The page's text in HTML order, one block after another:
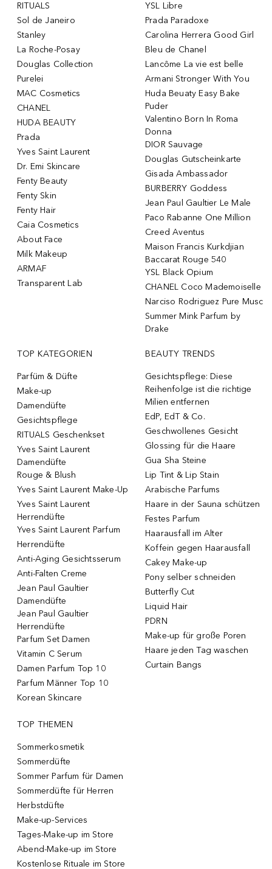
RITUALS
Sol de Janeiro
Stanley
La Roche-Posay
Douglas Collection
Purelei
MAC Cosmetics
CHANEL
HUDA BEAUTY
Prada
Yves Saint Laurent
Dr. Emi Skincare
Fenty Beauty
Fenty Skin
Fenty Hair
Caia Cosmetics
About Face
Milk Makeup
ARMAF
Transparent Lab
YSL Libre
Prada Paradoxe
Carolina Herrera Good Girl
Bleu de Chanel
Lancôme La vie est belle
Armani Stronger With You
Huda Beuaty Easy Bake
Puder
Valentino Born In Roma
Donna
DIOR Sauvage
Douglas Gutscheinkarte
Gisada Ambassador
BURBERRY Goddess
Jean Paul Gaultier Le Male
Paco Rabanne One Million
Creed Aventus
Maison Francis Kurkdjian
Baccarat Rouge 540
YSL Black Opium
CHANEL Coco Mademoiselle
Narciso Rodriguez Pure Musc
Summer Mink Parfum by
Drake
TOP KATEGORIEN
Parfüm & Düfte
Make-up
Damendüfte
Gesichtspflege
RITUALS Geschenkset
Yves Saint Laurent
Damendüfte
Rouge & Blush
Yves Saint Laurent Make-Up
Yves Saint Laurent
Herrendüfte
Yves Saint Laurent Parfum
Herrendüfte
Anti-Aging Gesichtsserum
Anti-Falten Creme
Jean Paul Gaultier
Damendüfte
Jean Paul Gaultier
Herrendüfte
Parfum Set Damen
Vitamin C Serum
Damen Parfum Top 10
Parfum Männer Top 10
Korean Skincare
BEAUTY TRENDS
Gesichtspflege: Diese
Reihenfolge ist die richtige
Milien entfernen
EdP, EdT & Co.
Geschwollenes Gesicht
Glossing für die Haare
Gua Sha Steine
Lip Tint & Lip Stain
Arabische Parfums
Haare in der Sauna schützen
Festes Parfum
Haarausfall im Alter
Koffein gegen Haarausfall
Cakey Make-up
Pony selber schneiden
Butterfly Cut
Liquid Hair
PDRN
Make-up für große Poren
Haare jeden Tag waschen
Curtain Bangs
TOP THEMEN
Sommerkosmetik
Sommerdüfte
Sommer Parfum für Damen
Sommerdüfte für Herren
Herbstdüfte
Make-up-Services
Tages-Make-up im Store
Abend-Make-up im Store
Kostenlose Rituale im Store